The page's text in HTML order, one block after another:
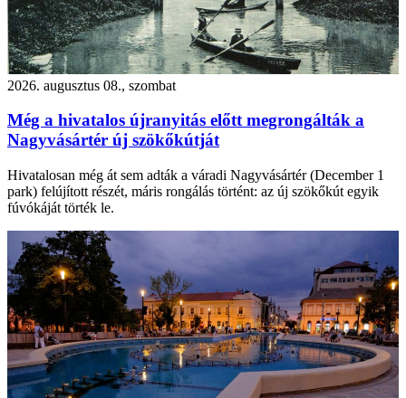
2026. augusztus 08., szombat
Még a hivatalos újranyitás előtt megrongálták a
Nagyvásártér új szökőkútját
Hivatalosan még át sem adták a váradi Nagyvásártér (December 1
park) felújított részét, máris rongálás történt: az új szökőkút egyik
fúvókáját törték le.